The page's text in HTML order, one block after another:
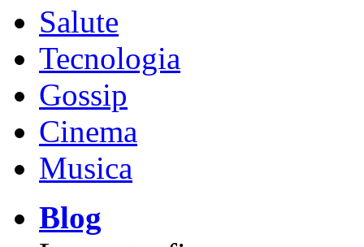
Salute
Tecnologia
Gossip
Cinema
Musica
Blog